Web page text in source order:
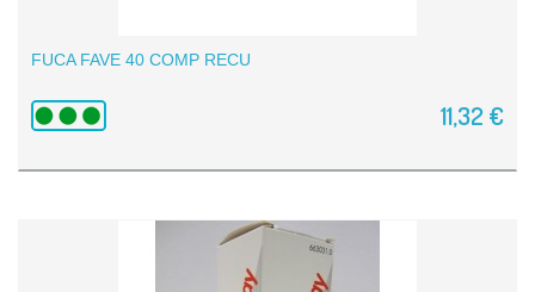
FUCA FAVE 40 COMP RECU
11,32 €